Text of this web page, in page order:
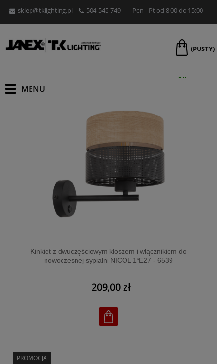
sklep@tklighting.pl 504-545-749 Pon - Pt od 8:00 do 15:00
(PUSTY)
Kinkiety wewnętrzne, ścienne
Kinkiet z dwuczęściowym kloszem i włącznikiem do
nowoczesnej sypialni NICOL 1*E27 - 6539
209,00 zł
PROMOCJA